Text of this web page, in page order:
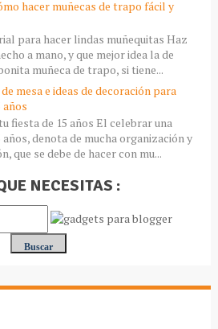
hacer muñecas de trapo fácil y
para hacer lindas muñequitas Haz
a mano, y que mejor idea la de
muñeca de trapo, si tiene...
mesa e ideas de decoración para
años
fiesta de 15 años El celebrar una
años, denota de mucha organización y
que se debe de hacer con mu...
NECESITAS :